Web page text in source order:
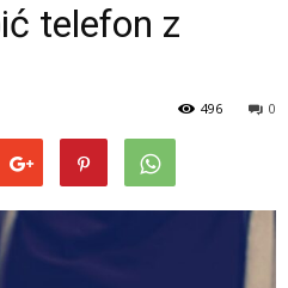
telefon z
0
496